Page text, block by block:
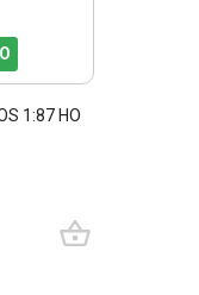
1:87 HO